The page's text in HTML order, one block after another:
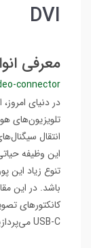
DVI
معرفی
connector
در دنیای
تلویزیون‌های
انتقال
این وظیفه
تنوع زیاد این
باشد. در این
USB-C می‌پردازیم.